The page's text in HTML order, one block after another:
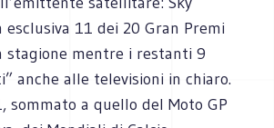
11 dei 20 Gran Premi
stagione mentre i restanti 9
anche alle televisioni in chiaro.
sommato a quello del Moto GP